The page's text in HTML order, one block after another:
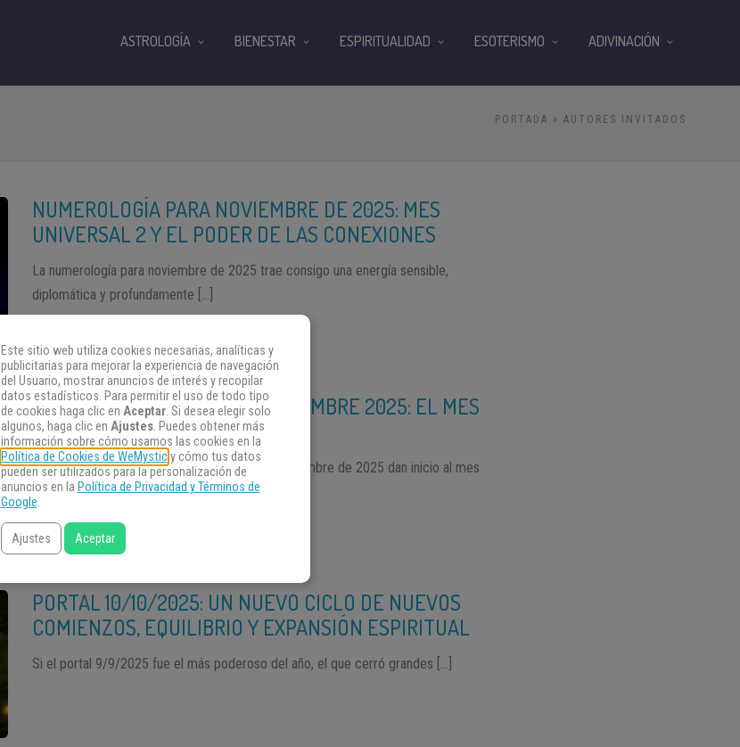
PORTADA » AUTORES INVITADOS
NUMEROLOGÍA PARA NOVIEMBRE DE 2025: MES
UNIVERSAL 2 Y EL PODER DE LAS CONEXIONES
La numerología para noviembre de 2025 trae consigo una energía sensible,
diplomática y profundamente […]
HORÓSCOPO CHINO PARA NOVIEMBRE 2025: EL MES
DEL JABALÍ
Las predicciones del horóscopo chino para noviembre de 2025 dan inicio al mes
del […]
PORTAL 10/10/2025: UN NUEVO CICLO DE NUEVOS
COMIENZOS, EQUILIBRIO Y EXPANSIÓN ESPIRITUAL
Si el portal 9/9/2025 fue el más poderoso del año, el que cerró grandes […]
ASTROLOGÍA BIENESTAR ESPIRITUALIDAD ESOTERISMO ADIVINACIÓN
Este sitio web utiliza cookies necesarias, analíticas y
publicitarias para mejorar la experiencia de navegación
del Usuario, mostrar anuncios de interés y recopilar
datos estadísticos. Para permitir el uso de todo tipo
de cookies haga clic en Aceptar. Si desea elegir solo
algunos, haga clic en Ajustes. Puedes obtener más
información sobre cómo usamos las cookies en la
Política de Cookies de WeMysticy cómo tus datos
pueden ser utilizados para la personalización de
anuncios en la Política de Privacidad y Términos de
Google.
Ajustes Aceptar